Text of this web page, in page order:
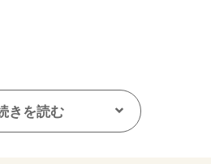
きを読む